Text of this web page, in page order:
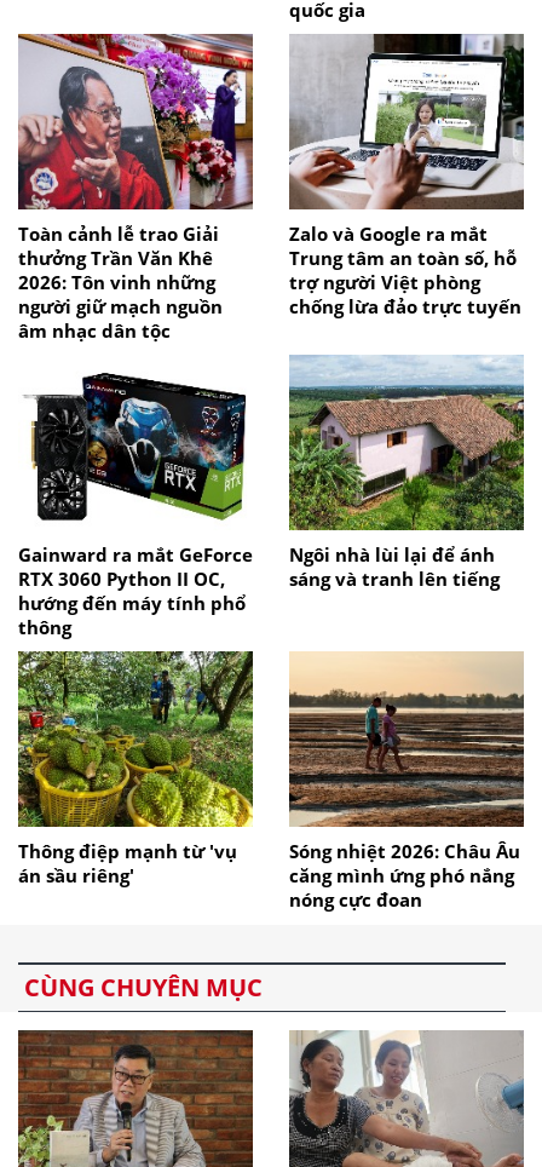
quốc gia
Toàn cảnh lễ trao Giải
thưởng Trần Văn Khê
2026: Tôn vinh những
người giữ mạch nguồn
âm nhạc dân tộc
Zalo và Google ra mắt
Trung tâm an toàn số, hỗ
trợ người Việt phòng
chống lừa đảo trực tuyến
Gainward ra mắt GeForce
RTX 3060 Python II OC,
hướng đến máy tính phổ
thông
Ngôi nhà lùi lại để ánh
sáng và tranh lên tiếng
Thông điệp mạnh từ 'vụ
án sầu riêng'
Sóng nhiệt 2026: Châu Âu
căng mình ứng phó nắng
nóng cực đoan
CÙNG CHUYÊN MỤC